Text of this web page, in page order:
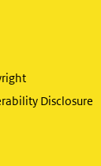
Disclosure